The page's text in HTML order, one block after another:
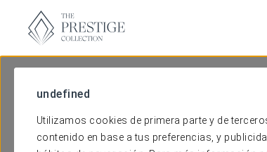
undefined
Utilizamos cookies de primera parte y de
contenido en base a tus preferencias, y